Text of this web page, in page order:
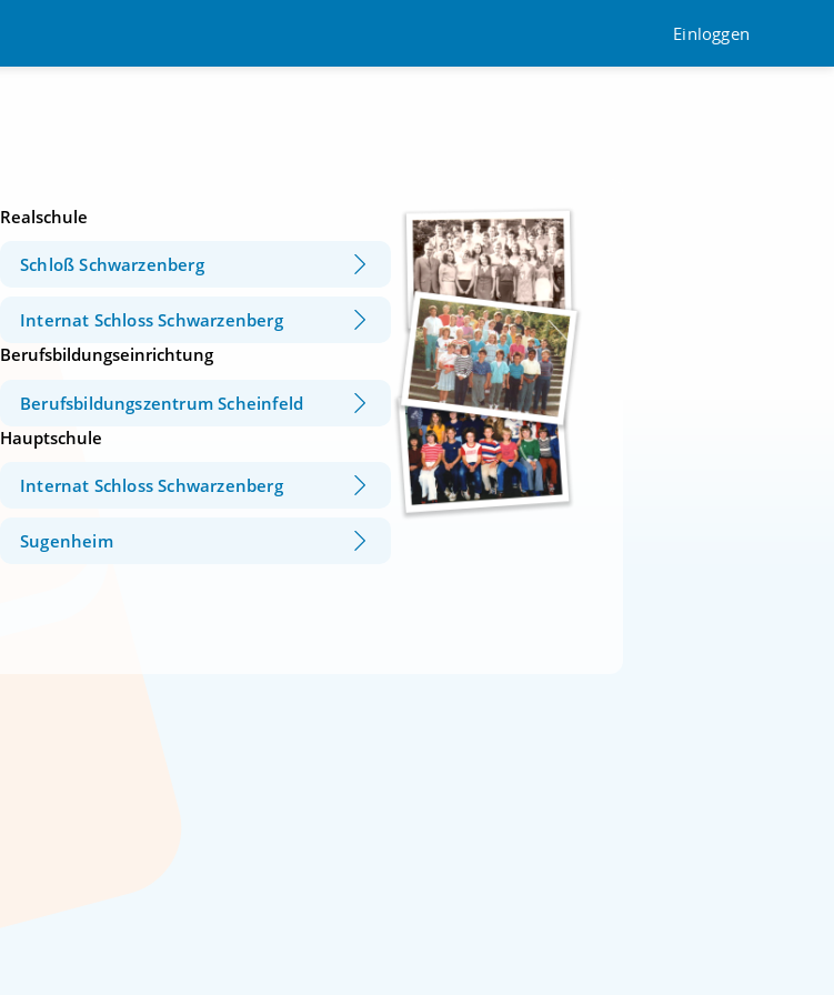
Einloggen
Realschule
Schloß Schwarzenberg
Internat Schloss Schwarzenberg
Berufsbildungseinrichtung
Berufsbildungszentrum Scheinfeld
Hauptschule
Internat Schloss Schwarzenberg
Sugenheim